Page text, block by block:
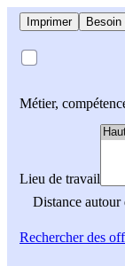
Imprimer
Métier,
Lieu de travail
Distance
Rechercherdes